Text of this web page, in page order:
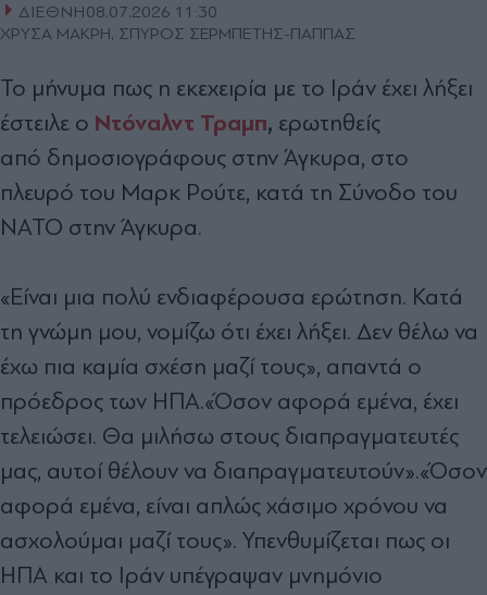
ΔΙΕΘΝΗ08.07.2026 11:30
ΧΡΥΣΑ ΜΑΚΡΗ, ΣΠΥΡΟΣ ΣΕΡΜΠΕΤΗΣ-ΠΑΠΠΑΣ
Το μήνυμα πως η εκεχειρία με το Ιράν έχει λήξει
έστειλε ο Ντόναλντ Τραμπ, ερωτηθείς
από δημοσιογράφους στην Άγκυρα, στο
πλευρό του Μαρκ Ρούτε, κατά τη Σύνοδο του
ΝΑΤΟ στην Άγκυρα.
«Είναι μια πολύ ενδιαφέρουσα ερώτηση. Κατά
τη γνώμη μου, νομίζω ότι έχει λήξει. Δεν θέλω να
έχω πια καμία σχέση μαζί τους», απαντά ο
πρόεδρος των ΗΠΑ.«Όσον αφορά εμένα, έχει
τελειώσει. Θα μιλήσω στους διαπραγματευτές
μας, αυτοί θέλουν να διαπραγματευτούν».«Όσον
αφορά εμένα, είναι απλώς χάσιμο χρόνου να
ασχολούμαι μαζί τους». Υπενθυμίζεται πως οι
ΗΠΑ και το Ιράν υπέγραψαν μνημόνιο